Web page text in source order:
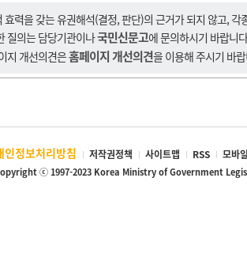
효력을 갖는 유권해석(결정, 판단)의 근거가 되지 않고,
질의는 담당기관이나국민신문고에 문의하시기 바랍니
지 개선의견은홈페이지 개선의견을 이용해 주시기 바
인정보처리방침 저작권정책 사이트맵 RSS 모바
ⓒ 1997-2023 Korea Ministry of Government